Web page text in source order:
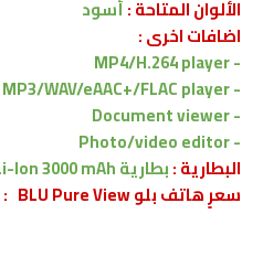
الألوان المتاحة :أسود
اضافات اخرى :
-
MP4/H.264 player
-
MP3/WAV/eAAC+/FLAC player
- Document viewer
- Photo/video editor
البطارية :بطارية Li-Ion 3000 mAh
سعرٍ هاتف بلو BLU Pure View :